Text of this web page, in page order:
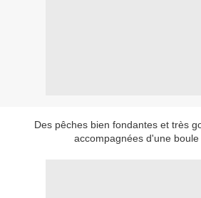
Des pêches bien fondantes et très
accompagnées d'une boule